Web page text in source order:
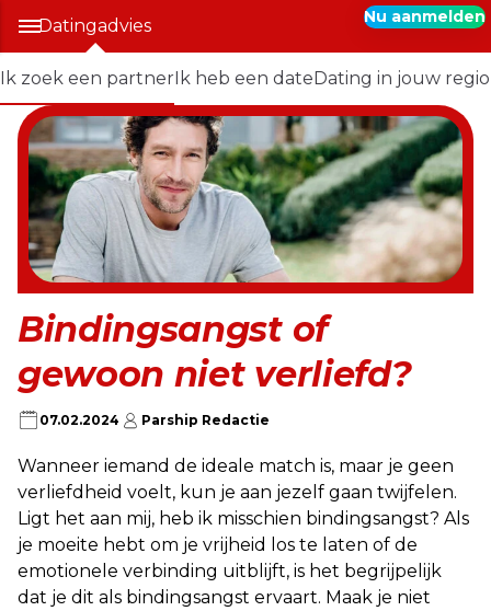
Datingadvies
Ik zoek een partnerIk heb een dateDating in jouw regio
Nu aanmelden
Bindingsangst of
gewoon niet verliefd?
07.02.2024 Parship Redactie
Wanneer iemand de ideale match is, maar je geen
verliefdheid voelt, kun je aan jezelf gaan twijfelen.
Ligt het aan mij, heb ik misschien bindingsangst? Als
je moeite hebt om je vrijheid los te laten of de
emotionele verbinding uitblijft, is het begrijpelijk
dat je dit als bindingsangst ervaart. Maak je niet